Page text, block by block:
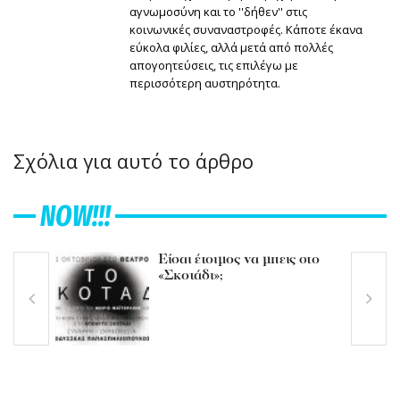
αγνωμοσύνη και το ''δήθεν'' στις
κοινωνικές συναναστροφές. Κάποτε έκανα
εύκολα φιλίες, αλλά μετά από πολλές
απογοητεύσεις, τις επιλέγω με
περισσότερη αυστηρότητα.
Σχόλια για αυτό το άρθρο
NOW!!!
Είσαι έτοιμος να μπεις στο
«Σκοτάδι»;